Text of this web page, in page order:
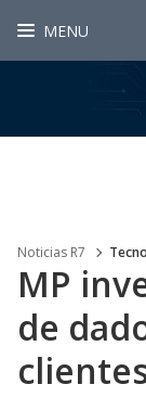
MENU
Noticias R7
MP
de